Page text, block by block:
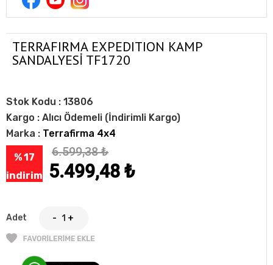
TERRAFIRMA EXPEDITION KAMP
SANDALYESİ TF1720
Stok Kodu : 13806
Kargo : Alıcı Ödemeli (İndirimli Kargo)
Marka : Terrafirma 4x4
% 17
indirim
6.599,38₺
5.499,48 ₺
Adet +
-